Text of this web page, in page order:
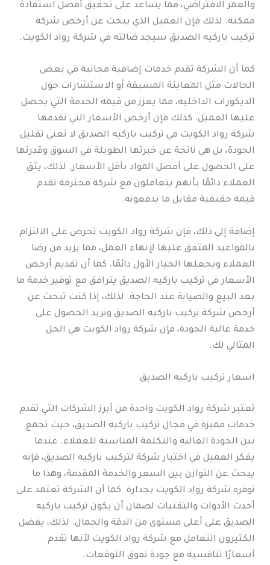
والعمر الافتراضي، مما يساعد على تحقيق أفضل استفادة
ممكنة. لذلك فإن العميل الذي يبحث عن أرخص شركة
تركيب باركيه الصديق سيجد ضالته في شركة رواد الكويت.
كما أن الشركة تقدم خدمات إضافية مجانية في بعض
الحالات مثل المعاينة المسبقة أو الاستشارات حول
الديكورات الداخلية، مما يعزز من قيمة الخدمة التي يحصل
عليها العميل. كذلك فإن أرخص الأسعار التي تقدمها
شركة رواد الكويت في تركيب باركيه الصديق لا تعني تقليل
الجودة، بل هي ناتجة عن خبرتها الطويلة في السوق وقدرتها
على الحصول على أفضل المواد بأقل الأسعار. لذلك، يثق
العملاء دائمًا بأنهم يتعاملون مع شركة محترفة تقدم
قيمة حقيقية مقابل ما يدفعونه.
إضافة إلى ذلك، فإن شركة رواد الكويت تحرص على الالتزام
بالمواعيد المتفق عليها لإنهاء العمل، مما يزيد من رضا
العملاء ويجعلها الخيار الأول دائمًا. كما أن تقديم أرخص
الأسعار في تركيب باركيه الصديق يترافق مع توفير خدمة ما
بعد البيع والصيانة عند الحاجة. لذلك، إذا كنت تبحث عن
أرخص شركة تركيب باركيه الصديق وتريد الحصول على
خدمة عالية الجودة، فإن شركة رواد الكويت هي الحل
المثالي لك.
اسعار تركيب باركيه الصديق
تعتبر شركة رواد الكويت واحدة من أبرز الشركات التي تقدم
خدمات مميزة في مجال تركيب باركيه الصديق، حيث تجمع
بين الجودة العالية والتكلفة المناسبة للعملاء. عندما
يفكر العميل في اختيار شركة لتركيب باركيه الصديق، فإنه
يبحث عن التوازن بين السعر والخدمة المقدمة، وهذا ما
توفره شركة رواد الكويت بجدارة. كما أن الشركة تعتمد على
أحدث الأدوات والتقنيات لضمان أن يكون تركيب باركيه
الصديق على أعلى مستوى من الدقة والجمال. لذلك، يفضل
الكثيرون التعامل مع شركة رواد الكويت لأنها تقدم
أسعارًا تنافسية مع جودة تفوق التوقعات.